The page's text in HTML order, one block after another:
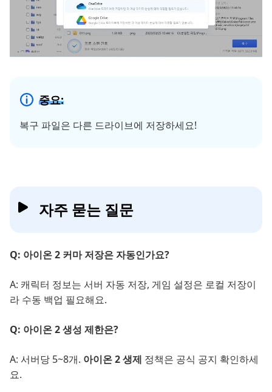
중요:
복구 파일은 다른 드라이브에 저장하세요!
자주 묻는 질문
Q: 아이온 2 커마 저장은 자동인가요?
A: 캐릭터 정보는 서버 자동 저장, 게임 설정은 로컬 저장이
라 수동 백업 필요해요.
Q: 아이온 2 생성 제한은?
A: 서버당 5~8개. 아이온 2 생제 정책은 공식 공지 확인하세
요.